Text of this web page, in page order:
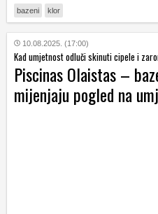
bazeni klor
10.08.2025. (17:00)
Kad umjetnost odluči skinuti cipele i
Piscinas Olaistas –
mijenjaju pogled na